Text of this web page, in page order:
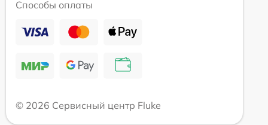
Способы оплаты
© 2026 Сервисный центр Fluke